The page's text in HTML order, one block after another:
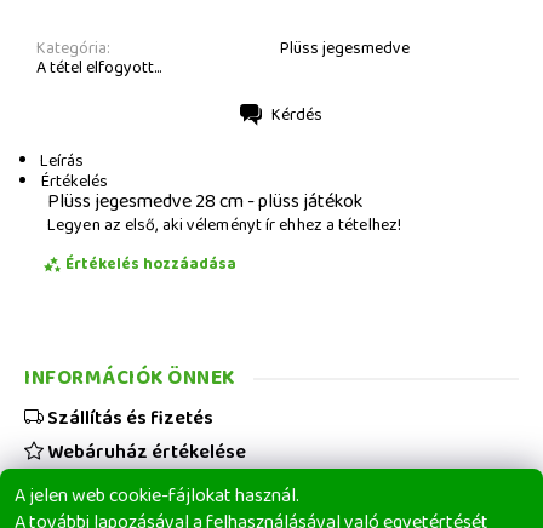
Kategória: Plüss jegesmedve
A tétel elfogyott...
Kérdés
Leírás
Értékelés
Plüss jegesmedve 28 cm - plüss játékok
Legyen az első, aki véleményt ír ehhez a tételhez!
Értékelés hozzáadása
A jelen web cookie-fájlokat használ.
INFORMÁCIÓK ÖNNEK
Szállítás és fizetés
Webáruház értékelése
Viszonteladóknak
Üzleti feltételek